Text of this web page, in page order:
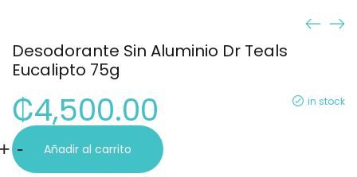
Desodorante Sin Aluminio Dr Teals
Eucalipto 75g
in stock
₡4,500.00
-
Desodorante
Sin
Añadir al carrito